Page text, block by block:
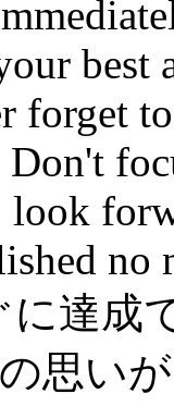
best
forget
Don't
に達成
思い